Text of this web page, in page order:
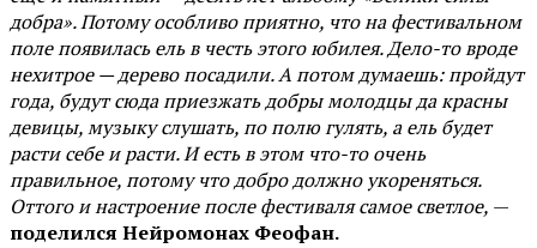
добра». Потому особливо приятно, что на фестивальном
поле появилась ель в честь этого юбилея. Дело-то вроде
нехитрое — дерево посадили. А потом думаешь: пройдут
года, будут сюда приезжать добры молодцы да красны
девицы, музыку слушать, по полю гулять, а ель будет
расти себе и расти. И есть в этом что-то очень
правильное, потому что добро должно укореняться.
Оттого и настроение после фестиваля самое светлое, —
поделился Нейромонах Феофан.